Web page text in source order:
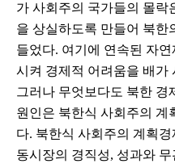
가 사회주의 국가들의 몰락
을 상실하도록 만들어 북한
들었다. 여기에 연속된 자
시켜 경제적 어려움을 배가
그러나 무엇보다도 북한 경
원인은 북한식 사회주의 계
다. 북한식 사회주의 계획
동시장의 경직성, 성과와